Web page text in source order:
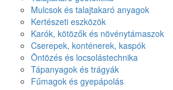
Mulcsok és talajtakaró anyagok
Kertészeti eszközök
Karók, kötözők és növénytámaszok
Cserepek, konténerek, kaspók
Öntözés és locsolástechnika
Tápanyagok és trágyák
Fűmagok és gyepápolás